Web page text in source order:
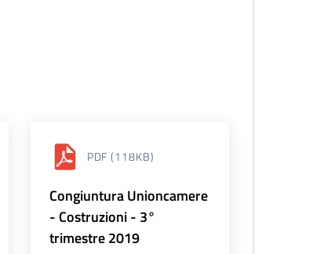
PDF (118KB)
Congiuntura Unioncamere
- Costruzioni - 3°
trimestre 2019